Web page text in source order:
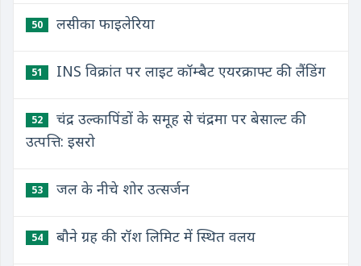
50 लसीका फाइलेरिया
51 INS विक्रांत पर लाइट कॉम्बैट एयरक्राफ्ट की लैंडिंग
52
चंद्र उल्कापिंडों के समूह से चंद्रमा पर बेसाल्ट की
उत्पत्ति: इसरो
53 जल के नीचे शोर उत्सर्जन
54 बौने ग्रह की रॉश लिमिट में स्थित वलय